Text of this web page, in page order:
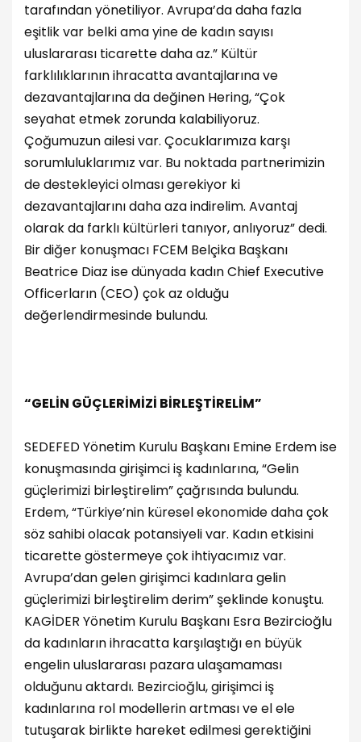
tarafından yönetiliyor. Avrupa’da daha fazla
eşitlik var belki ama yine de kadın sayısı
uluslararası ticarette daha az.” Kültür
farklılıklarının ihracatta avantajlarına ve
dezavantajlarına da değinen Hering, “Çok
seyahat etmek zorunda kalabiliyoruz.
Çoğumuzun ailesi var. Çocuklarımıza karşı
sorumluluklarımız var. Bu noktada partnerimizin
de destekleyici olması gerekiyor ki
dezavantajlarını daha aza indirelim. Avantaj
olarak da farklı kültürleri tanıyor, anlıyoruz” dedi.
Bir diğer konuşmacı FCEM Belçika Başkanı
Beatrice Diaz ise dünyada kadın Chief Executive
Officerların (CEO) çok az olduğu
değerlendirmesinde bulundu.
“GELİN GÜÇLERİMİZİ BİRLEŞTİRELİM”
SEDEFED Yönetim Kurulu Başkanı Emine Erdem ise
konuşmasında girişimci iş kadınlarına, “Gelin
güçlerimizi birleştirelim” çağrısında bulundu.
Erdem, “Türkiye’nin küresel ekonomide daha çok
söz sahibi olacak potansiyeli var. Kadın etkisini
ticarette göstermeye çok ihtiyacımız var.
Avrupa’dan gelen girişimci kadınlara gelin
güçlerimizi birleştirelim derim” şeklinde konuştu.
KAGİDER Yönetim Kurulu Başkanı Esra Bezircioğlu
da kadınların ihracatta karşılaştığı en büyük
engelin uluslararası pazara ulaşamaması
olduğunu aktardı. Bezircioğlu, girişimci iş
kadınlarına rol modellerin artması ve el ele
tutuşarak birlikte hareket edilmesi gerektiğini